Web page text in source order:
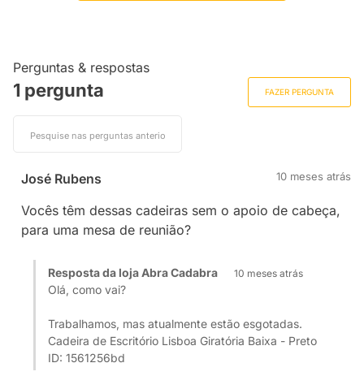
Perguntas & respostas
1 pergunta FAZER PERGUNTA
José Rubens 10 meses atrás
Vocês têm dessas cadeiras sem o apoio de cabeça,
para uma mesa de reunião?
Resposta da loja Abra Cadabra 10 meses atrás
Olá, como vai?
Trabalhamos, mas atualmente estão esgotadas.
Cadeira de Escritório Lisboa Giratória Baixa - Preto
ID: 1561256bd